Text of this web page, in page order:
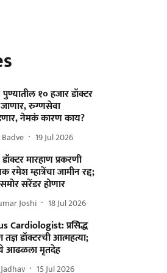
१० हजार डॉक्टर
रुग्णसेवा
नेमकं कारण काय?
19 Jul 2026
मारहाण प्रकरणी
रमेश म्हात्रेंचा जामीन रद्द;
सरेंडर होणार
Joshi 18 Jul 2026
Cardiologist: प्रसिद्ध
तज्ञ डॉक्टरची आत्महत्या;
आढळला मृतदेह
15 Jul 2026